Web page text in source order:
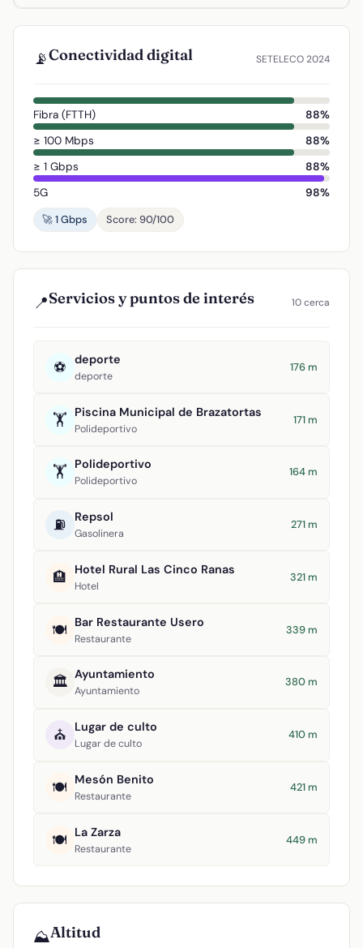
📡Conectividad digital SETELECO 2024
Fibra (FTTH)
88%
≥ 100 Mbps
88%
≥ 1 Gbps
88%
5G
98%
🚀 1 Gbps
Score: 90/100
📍Servicios y puntos de interés 10 cerca
⚽ deporte
deporte
176 m
🏋️ Piscina Municipal de Brazatortas
Polideportivo
171 m
🏋️ Polideportivo
Polideportivo
164 m
⛽ Repsol
Gasolinera
271 m
🏨 Hotel Rural Las Cinco Ranas
Hotel
321 m
🍽️ Bar Restaurante Usero
Restaurante
339 m
🏛️ Ayuntamiento
Ayuntamiento
380 m
⛪ Lugar de culto
Lugar de culto
410 m
🍽️ Mesón Benito
Restaurante
421 m
🍽️ La Zarza
Restaurante
449 m
⛰️Altitud